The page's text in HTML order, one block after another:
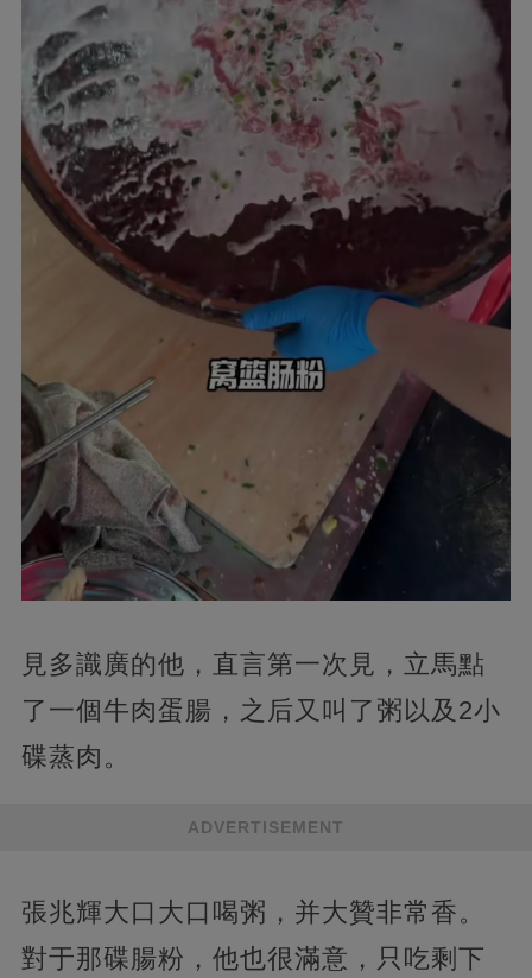
見多識廣的他，直言第一次見，立馬點
了一個牛肉蛋腸，之后又叫了粥以及2小
碟蒸肉。
ADVERTISEMENT
張兆輝大口大口喝粥，并大贊非常香。
對于那碟腸粉，他也很滿意，只吃剩下